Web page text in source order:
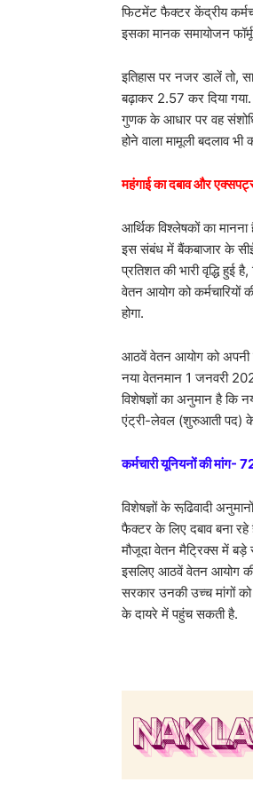
फिटमेंट फैक्टर केंद्रीय
इसका मानक समायोजन
इतिहास पर नजर डालें
बढ़ाकर 2.57 कर दिया
गुणक के आधार पर वह
होने वाला मामूली बदलाव
महंगाई का दबाव और
आर्थिक विश्लेषकों का
इस संबंध में बैंकबाजार के
प्रतिशत की भारी वृद्धि
वेतन आयोग को
होगा.
आठवें वेतन आयोग को अपनी
नया वेतनमान 1 जनवरी
विशेषज्ञों का अनुमान है
एंट्री-लेवल (शुरुआती पद) के
कर्मचारी यूनियनों की
विशेषज्ञों के रूढि़वादी
फैक्टर के लिए दबाव बना रहे
मौजूदा वेतन मैट्रिक्स में
इसलिए आठवें वेतन आयोग की
सरकार उनकी उच्च मांगों
के दायरे में पहुंच सकती है.